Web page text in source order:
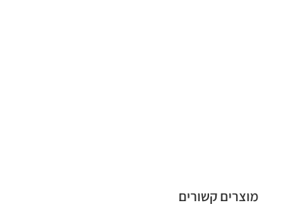
מוצרים קשורים